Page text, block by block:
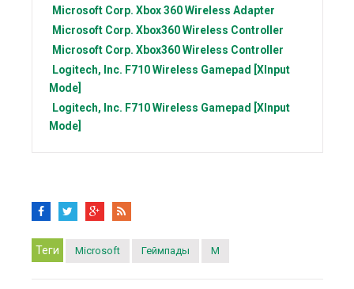
Microsoft Corp. Xbox 360 Wireless Adapter
Microsoft Corp. Xbox360 Wireless Controller
Microsoft Corp. Xbox360 Wireless Controller
Logitech, Inc. F710 Wireless Gamepad [XInput
Mode]
Logitech, Inc. F710 Wireless Gamepad [XInput
Mode]
Теги Microsoft Геймпады M